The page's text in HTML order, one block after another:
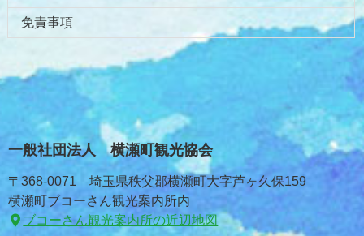
免責事項
一般社団法人 横瀬町観光協会
〒368-0071 埼玉県秩父郡横瀬町大字芦ヶ久保159
横瀬町ブコーさん観光案内所内
ブコーさん観光案内所の近辺地図